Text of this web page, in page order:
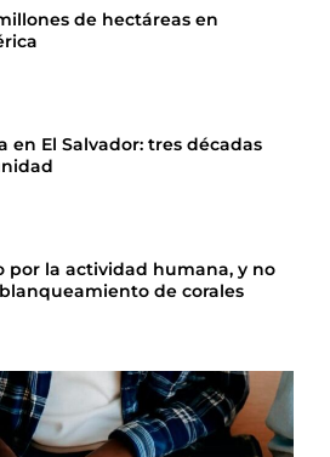
de hectáreas en
en El Salvador: tres décadas
por la actividad humana, y no
de corales